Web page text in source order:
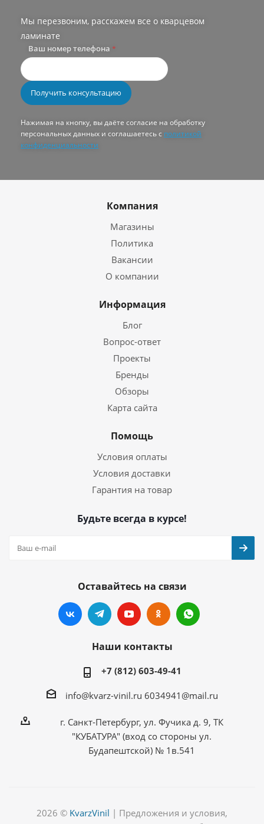
Мы перезвоним, расскажем все о кварцевом
ламинате
Ваш номер телефона *
Нажимая на кнопку, вы даёте согласие на обработку
персональных данных и соглашаетесь с политикой
конфиденциальности
Компания
Магазины
Политика
Вакансии
О компании
Информация
Блог
Вопрос-ответ
Проекты
Бренды
Обзоры
Карта сайта
Помощь
Условия оплаты
Условия доставки
Гарантия на товар
Будьте всегда в курсе!
Оставайтесь на связи
Наши контакты
+7 (812) 603-49-41
info@kvarz-vinil.ru 6034941@mail.ru
г. Санкт-Петербург, ул. Фучика д. 9, ТК
"КУБАТУРА" (вход со стороны ул.
Будапештской) № 1в.541
2026 © KvarzVinil | Предложения и условия,